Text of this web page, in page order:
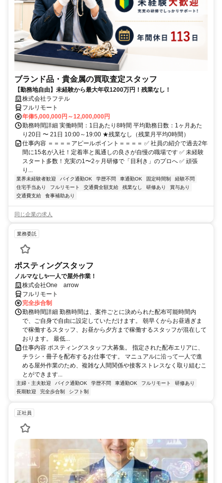
ブランド品・貴金属の買取査定スタッフ
【勤務地自由】未経験から最大年収1200万円！残業なし！
株式会社ラフテル
フルリモート
年俸5,000,000円～12,000,000円
勤務時間詳細 実働時間：1日あたり8時間 平均勤務日数：1ヶ月あた
り20日 〜 21日 10:00～19:00 ★残業なし（残業月平均0時間）
仕事内容 ＝＝＝＝アピールポイント＝＝＝＝ ✅ 社員の紹介で過去2年
間に15名が入社！定着率と風通しの良さが自慢の職場です ✅ 未経験
スタート多数！充実の1〜2ヶ月研修で「目利き」のプロへ ✅ 頑張
り...
業界未経験者歓迎 バイク通勤OK 学歴不問 車通勤OK 固定時間制
経験不問
住宅手当あり
フルリモート 交通費全額支給 残業なし 研修あり
賞与あり
交通費支給
食事補助あり
同じ企業の求人
業務委託
ポスティングスタッフ
ノルマなし✨一人で屋外作業！
株式会社One arrow
フルリモート
完全歩合制
勤務時間詳細 勤務時間は、案件ごとに決められた配布可能時間内
で、ご自身で自由に設定していただけます。 朝早くからお昼過ぎま
で稼働するスタッフ、お昼から夕方まで稼働するスタッフが混在して
おります。 最低...
仕事内容 ポスティングスタッフ大募集。 指定された配布エリアに、
チラシ・冊子を配布するお仕事です。 マニュアルに沿って一人で進
める屋外作業のため、複雑な人間関係や接客ストレスなく取り組むこ
とができます...
主婦・主夫歓迎 バイク通勤OK 学歴不問 車通勤OK フルリモート
研修あり
長期歓迎
完全歩合制 シフト制
正社員